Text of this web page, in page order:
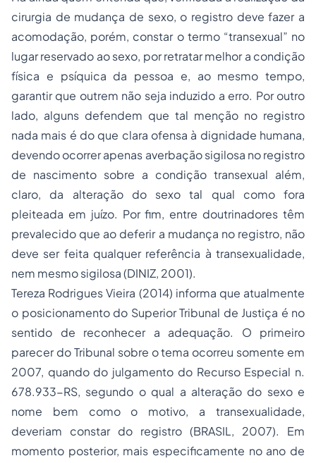
cirurgia de mudança de sexo, o registro deve fazer a
acomodação, porém, constar o termo “transexual” no
lugar reservado ao sexo, por retratar melhor a condição
física e psíquica da pessoa e, ao mesmo tempo,
garantir que outrem não seja induzido a erro. Por outro
lado, alguns defendem que tal menção no registro
nada mais é do que clara ofensa à dignidade humana,
devendo ocorrer apenas averbação sigilosa no registro
de nascimento sobre a condição transexual além,
claro, da alteração do sexo tal qual como fora
pleiteada em juízo. Por fim, entre doutrinadores têm
prevalecido que ao deferir a mudança no registro, não
deve ser feita qualquer referência à transexualidade,
nem mesmo sigilosa (DINIZ, 2001).
Tereza Rodrigues Vieira (2014) informa que atualmente
o posicionamento do Superior Tribunal de Justiça é no
sentido de reconhecer a adequação. O primeiro
parecer do Tribunal sobre o tema ocorreu somente em
2007, quando do julgamento do Recurso Especial n.
678.933-RS, segundo o qual a alteração do sexo e
nome bem como o motivo, a transexualidade,
deveriam constar do registro (BRASIL, 2007). Em
momento posterior, mais especificamente no ano de